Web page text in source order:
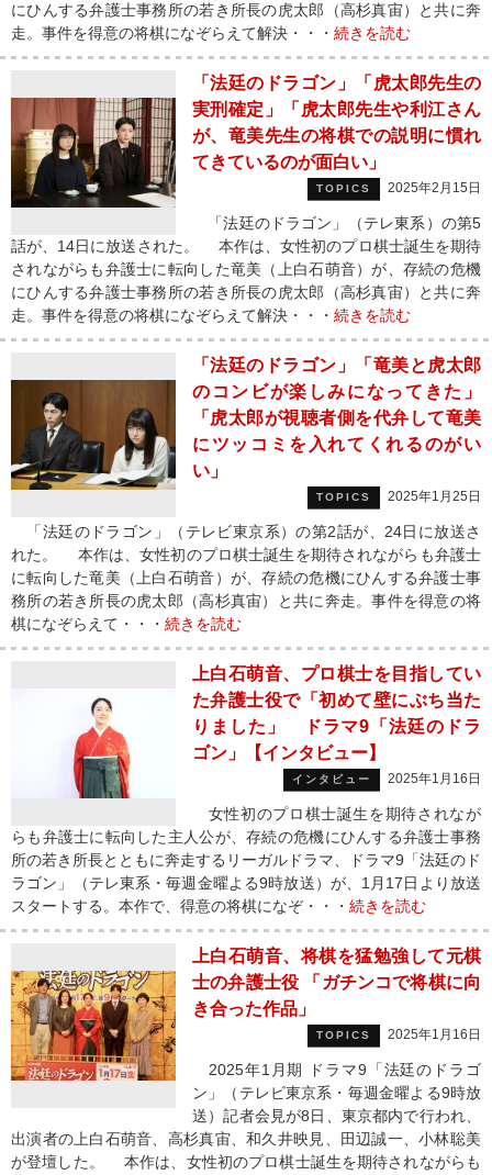
にひんする弁護士事務所の若き所長の虎太郎（高杉真宙）と共に奔
走。事件を得意の将棋になぞらえて解決・・・ 続きを読む
「法廷のドラゴン」「虎太郎先生の
実刑確定」「虎太郎先生や利江さん
が、竜美先生の将棋での説明に慣れ
てきているのが面白い」
TOPICS 2025年2月15日
「法廷のドラゴン」（テレ東系）の第5
話が、14日に放送された。 本作は、女性初のプロ棋士誕生を期待
されながらも弁護士に転向した竜美（上白石萌音）が、存続の危機
にひんする弁護士事務所の若き所長の虎太郎（高杉真宙）と共に奔
走。事件を得意の将棋になぞらえて解決・・・ 続きを読む
「法廷のドラゴン」「竜美と虎太郎
のコンビが楽しみになってきた」
「虎太郎が視聴者側を代弁して竜美
にツッコミを入れてくれるのがい
い」
TOPICS 2025年1月25日
「法廷のドラゴン」（テレビ東京系）の第2話が、24日に放送さ
れた。 本作は、女性初のプロ棋士誕生を期待されながらも弁護士
に転向した竜美（上白石萌音）が、存続の危機にひんする弁護士事
務所の若き所長の虎太郎（高杉真宙）と共に奔走。事件を得意の将
棋になぞらえて・・・ 続きを読む
上白石萌音、プロ棋士を目指してい
た弁護士役で「初めて壁にぶち当た
りました」 ドラマ9「法廷のドラ
ゴン」【インタビュー】
インタビュー 2025年1月16日
女性初のプロ棋士誕生を期待されなが
らも弁護士に転向した主人公が、存続の危機にひんする弁護士事務
所の若き所長とともに奔走するリーガルドラマ、ドラマ9「法廷のド
ラゴン」（テレ東系・毎週金曜よる9時放送）が、1月17日より放送
スタートする。本作で、得意の将棋になぞ・・・ 続きを読む
上白石萌音、将棋を猛勉強して元棋
士の弁護士役 「ガチンコで将棋に向
き合った作品」
TOPICS 2025年1月16日
2025年1月期 ドラマ9「法廷のドラゴ
ン」（テレビ東京系・毎週金曜よる9時放
送）記者会見が8日、東京都内で行われ、
出演者の上白石萌音、高杉真宙、和久井映見、田辺誠一、小林聡美
が登壇した。 本作は、女性初のプロ棋士誕生を期待されながらも